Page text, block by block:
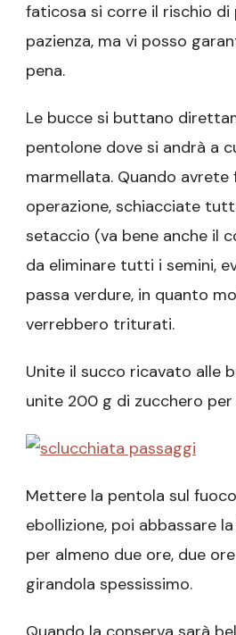
faticosa si corre il rischio di
pazienza, ma vi posso
pena.
Le bucce si buttano
pentolone dove si andrà a
marmellata. Quando
operazione, schiacciate
setaccio (va bene anche il
da eliminare tutti i semini,
passa verdure, in quanto
verrebbero triturati.
Unite il succo ricavato alle
unite 200 g di zucchero per
Mettere la pentola sul
ebollizione, poi abbassare
per almeno due ore, due
girandola spessissimo.